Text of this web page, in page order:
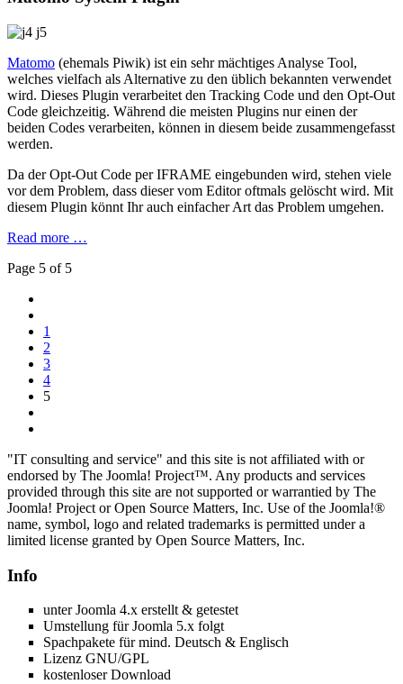
Matomo (ehemals Piwik) ist ein sehr mächtiges Analyse Tool,
welches vielfach als Alternative zu den üblich bekannten verwendet
wird. Dieses Plugin verarbeitet den Tracking Code und den Opt-Out
Code gleichzeitig. Während die meisten Plugins nur einen der
beiden Codes verarbeiten, können in diesem beide zusammengefasst
werden.
Da der Opt-Out Code per IFRAME eingebunden wird, stehen viele
vor dem Problem, dass dieser vom Editor oftmals gelöscht wird. Mit
diesem Plugin könnt Ihr auch einfacher Art das Problem umgehen.
Read more …
Page 5 of 5
1
2
3
4
5
"IT consulting and service" and this site is not affiliated with or
endorsed by The Joomla! Project™. Any products and services
provided through this site are not supported or warrantied by The
Joomla! Project or Open Source Matters, Inc. Use of the Joomla!®
name, symbol, logo and related trademarks is permitted under a
limited license granted by Open Source Matters, Inc.
Info
unter Joomla 4.x erstellt & getestet
Umstellung für Joomla 5.x folgt
Spachpakete für mind. Deutsch & Englisch
Lizenz GNU/GPL
kostenloser Download